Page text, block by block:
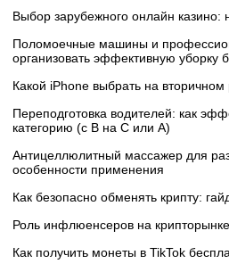
Выбор зарубежного онлайн казино:
Поломоечные машины и
организовать эффективную уборку
Какой iPhone выбрать на вторичном
Переподготовка водителей: как
категорию (с B на C или А)
Антицеллюлитный массажер для
особенности применения
Как безопасно обменять крипту:
Роль инфлюенсеров на
Как получить монеты в TikTok